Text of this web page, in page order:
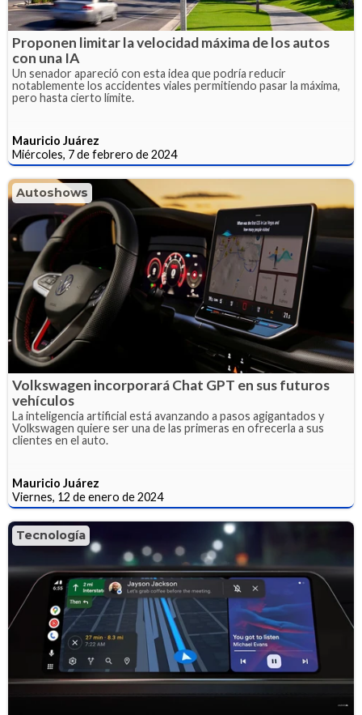
Proponen limitar la velocidad máxima de los autos
con una IA
Un senador apareció con esta idea que podría reducir
notablemente los accidentes viales permitiendo pasar la máxima,
pero hasta cierto límite.
Mauricio Juárez
Miércoles, 7 de febrero de 2024
Autoshows
Volkswagen incorporará Chat GPT en sus futuros
vehículos
La inteligencia artificial está avanzando a pasos agigantados y
Volkswagen quiere ser una de las primeras en ofrecerla a sus
clientes en el auto.
Mauricio Juárez
Viernes, 12 de enero de 2024
Tecnología